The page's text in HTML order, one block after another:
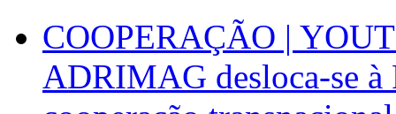
COOPERAÇÃO |
ADRIMAG desloca-se